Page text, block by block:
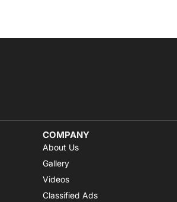
COMPANY
About Us
Gallery
Videos
Classified Ads